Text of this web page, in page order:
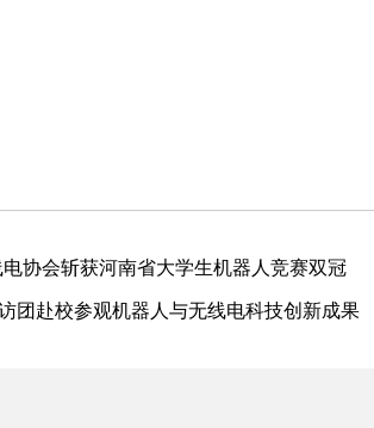
协会斩获河南省大学生机器人竞赛双冠
团赴校参观机器人与无线电科技创新成果